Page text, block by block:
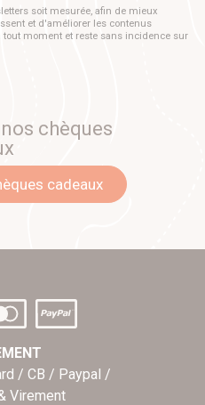
soit mesurée, afin de mieux
et d'améliorer les contenus
tout moment et reste sans incidence sur
chèques
cadeaux
/ CB / Paypal /
Virement